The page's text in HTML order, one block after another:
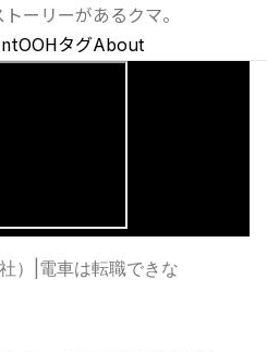
ーリーがあるクマ。
OOHタグAbout
）
電車は転職できな